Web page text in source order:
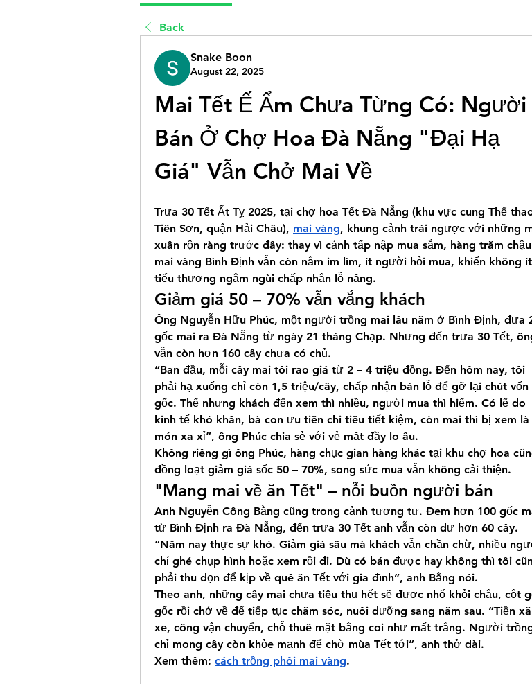
Back
Snake Boon
August 22, 2025
Mai Tết Ế Ẩm Chưa Từng Có: Người
Bán Ở Chợ Hoa Đà Nẵng "Đại Hạ
Giá" Vẫn Chở Mai Về
Trưa 30 Tết Ất Tỵ 2025, tại chợ hoa Tết Đà Nẵng (khu vực cung Thể
Tiên Sơn, quận Hải Châu), mai vàng, khung cảnh trái ngược với những
xuân rộn ràng trước đây: thay vì cảnh tấp nập mua sắm, hàng trăm chậu
mai vàng Bình Định vẫn còn nằm im lìm, ít người hỏi mua, khiến không ít
tiểu thương ngậm ngùi chấp nhận lỗ nặng.
Giảm giá 50 – 70% vẫn vắng khách
Ông Nguyễn Hữu Phúc, một người trồng mai lâu năm ở Bình Định, đưa
gốc mai ra Đà Nẵng từ ngày 21 tháng Chạp. Nhưng đến trưa 30 Tết,
vẫn còn hơn 160 cây chưa có chủ.
“Ban đầu, mỗi cây mai tôi rao giá từ 2 – 4 triệu đồng. Đến hôm nay, tôi
phải hạ xuống chỉ còn 1,5 triệu/cây, chấp nhận bán lỗ để gỡ lại chút vốn
gốc. Thế nhưng khách đến xem thì nhiều, người mua thì hiếm. Có lẽ do
kinh tế khó khăn, bà con ưu tiên chi tiêu tiết kiệm, còn mai thì bị xem là
món xa xỉ”, ông Phúc chia sẻ với vẻ mặt đầy lo âu.
Không riêng gì ông Phúc, hàng chục gian hàng khác tại khu chợ hoa
đồng loạt giảm giá sốc 50 – 70%, song sức mua vẫn không cải thiện.
"Mang mai về ăn Tết" – nỗi buồn người bán
Anh Nguyễn Công Bằng cũng trong cảnh tương tự. Đem hơn 100 gốc
từ Bình Định ra Đà Nẵng, đến trưa 30 Tết anh vẫn còn dư hơn 60 cây.
“Năm nay thực sự khó. Giảm giá sâu mà khách vẫn chần chừ, nhiều
chỉ ghé chụp hình hoặc xem rồi đi. Dù có bán được hay không thì tôi
phải thu dọn để kịp về quê ăn Tết với gia đình”, anh Bằng nói.
Theo anh, những cây mai chưa tiêu thụ hết sẽ được nhổ khỏi chậu, cột
gốc rồi chở về để tiếp tục chăm sóc, nuôi dưỡng sang năm sau. “Tiền
xe, công vận chuyển, chỗ thuê mặt bằng coi như mất trắng. Người
chỉ mong cây còn khỏe mạnh để chờ mùa Tết tới”, anh thở dài.
Xem thêm: cách trồng phôi mai vàng.